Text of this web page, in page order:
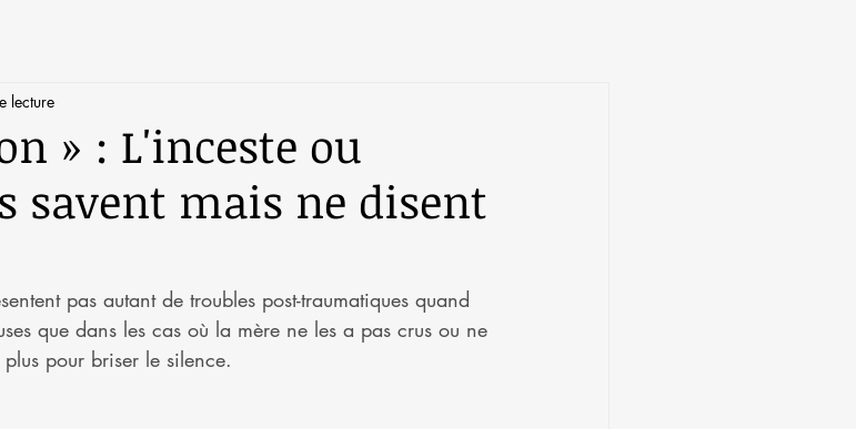
» : L'inceste ou
savent mais ne disent
lecture
pas autant de troubles post-traumatiques quand
que dans les cas où la mère ne les a pas crus ou ne
pour briser le silence.